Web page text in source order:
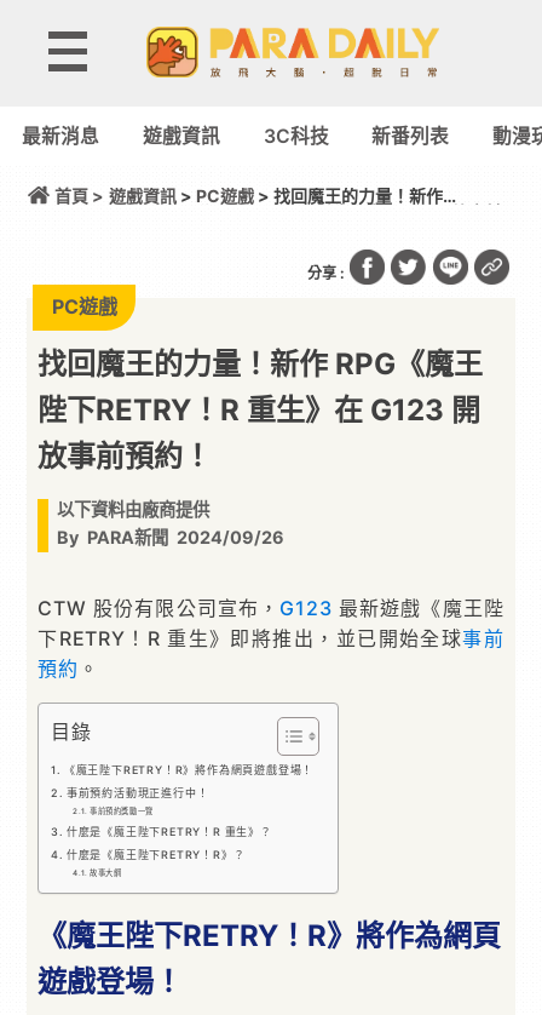
最新消息 遊戲資訊 3C科技 新番列表 動漫
首頁 > 遊戲資訊> PC遊戲> 找回魔王的力量！新作
分享 :
PC遊戲
找回魔王的力量！新作 RPG《魔王
陛下RETRY！R 重生》在 G123 開
放事前預約！
以下資料由廠商提供
By PARA新聞 2024/09/26
CTW 股份有限公司宣布， G123 最新遊戲《魔王陛
下RETRY！R 重生》即將推出，並已開始全球事前
預約 。
目錄
《魔王陛下RETRY！R》將作為網頁遊戲登場！
事前預約活動現正進行中！
事前預約獎勵一覽
什麼是《魔王陛下RETRY！R 重生》？
什麼是《魔王陛下RETRY！R》？
故事大綱
《魔王陛下RETRY！R》將作為網頁
遊戲登場！